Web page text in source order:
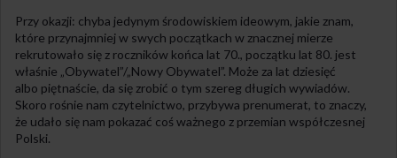
Przy okazji: chyba jedynym środowiskiem ideowym, jakie znam,
które przynajmniej w swych początkach w znacznej mierze
rekrutowało się z roczników końca lat 70., początku lat 80. jest
właśnie „Obywatel”/„Nowy Obywatel”. Może za lat dziesięć
albo piętnaście, da się zrobić o tym szereg długich wywiadów.
Skoro rośnie nam czytelnictwo, przybywa prenumerat, to znaczy,
że udało się nam pokazać coś ważnego z przemian współczesnej
Polski.